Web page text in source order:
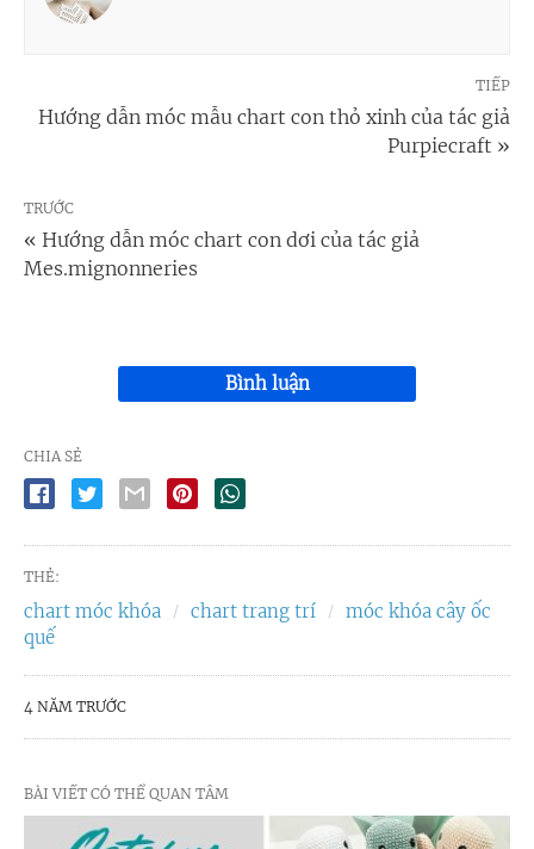
TIẾP
Hướng dẫn móc mẫu chart con thỏ xinh của tác giả
Purpiecraft »
TRƯỚC
« Hướng dẫn móc chart con dơi của tác giả
Mes.mignonneries
Bình luận
CHIA SẺ
THẺ:
chart móc khóa chart trang trí
móc khóa cây ốc
quế
4 NĂM TRƯỚC
BÀI VIẾT CÓ THỂ QUAN TÂM